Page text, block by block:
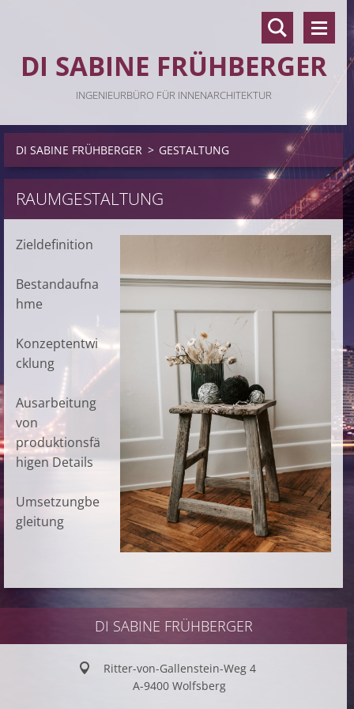
DI SABINE FRÜHBERGER
INGENIEURBÜRO FÜR INNENARCHITEKTUR
DI SABINE FRÜHBERGER > GESTALTUNG
RAUMGESTALTUNG
Zieldefinition
Bestandaufna
hme
Konzeptentwi
cklung
Ausarbeitung
von
produktionsfä
higen Details
Umsetzungbe
gleitung
DI SABINE FRÜHBERGER
Ritter-von-Gallenstein-Weg 4
A-9400 Wolfsberg